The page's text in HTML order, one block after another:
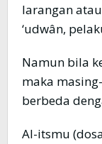
larangan
‘udwân,
Namun bila
maka
berbeda
Al-itsmu